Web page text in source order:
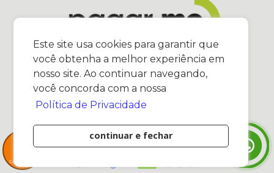
Este site usa cookies para garantir que
você obtenha a melhor experiência em
nosso site. Ao continuar navegando,
você concorda com a nossa
Política de Privacidade
continuar e fechar
CARRINHO
Itens